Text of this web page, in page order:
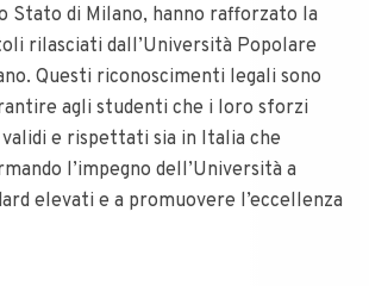
Stato di Milano, hanno rafforzato la
rilasciati dall’Università Popolare
Questi riconoscimenti legali sono
agli studenti che i loro sforzi
validi e rispettati sia in Italia che
l’impegno dell’Università a
elevati e a promuovere l’eccellenza